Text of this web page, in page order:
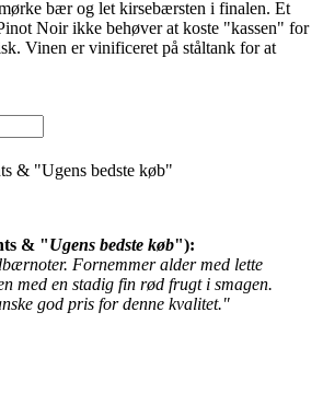
bær og let kirsebærsten i finalen. Et
Noir ikke behøver at koste "kassen" for
Vinen er vinificeret på ståltank for at
& "Ugens bedste køb"
& "Ugens bedste køb"):
Fornemmer alder med lette
med en stadig fin rød frugt i smagen.
god pris for denne kvalitet."